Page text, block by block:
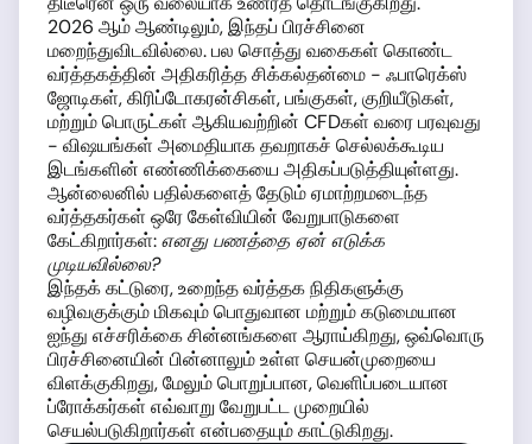
2026 ஆம் ஆண்டிலும், இந்தப் பிரச்சினை
மறைந்துவிடவில்லை. பல சொத்து வகைகள் கொண்ட
வர்த்தகத்தின் அதிகரித்த சிக்கல்தன்மை - ஃபாரெக்ஸ்
ஜோடிகள், கிரிப்டோகரன்சிகள், பங்குகள், குறியீடுகள்,
மற்றும் பொருட்கள் ஆகியவற்றின் CFDகள் வரை பரவுவது
- விஷயங்கள் அமைதியாக தவறாகச் செல்லக்கூடிய
இடங்களின் எண்ணிக்கையை அதிகப்படுத்தியுள்ளது.
ஆன்லைனில் பதில்களைத் தேடும் ஏமாற்றமடைந்த
வர்த்தகர்கள் ஒரே கேள்வியின் வேறுபாடுகளை
கேட்கிறார்கள்:எனது பணத்தை ஏன் எடுக்க
முடியவில்லை?
இந்தக் கட்டுரை, உறைந்த வர்த்தக நிதிகளுக்கு
வழிவகுக்கும் மிகவும் பொதுவான மற்றும் கடுமையான
ஐந்து எச்சரிக்கை சின்னங்களை ஆராய்கிறது, ஒவ்வொரு
பிரச்சினையின் பின்னாலும் உள்ள செயன்முறையை
விளக்குகிறது, மேலும் பொறுப்பான, வெளிப்படையான
ப்ரோக்கர்கள் எவ்வாறு வேறுபட்ட முறையில்
செயல்படுகிறார்கள் என்பதையும் காட்டுகிறது.